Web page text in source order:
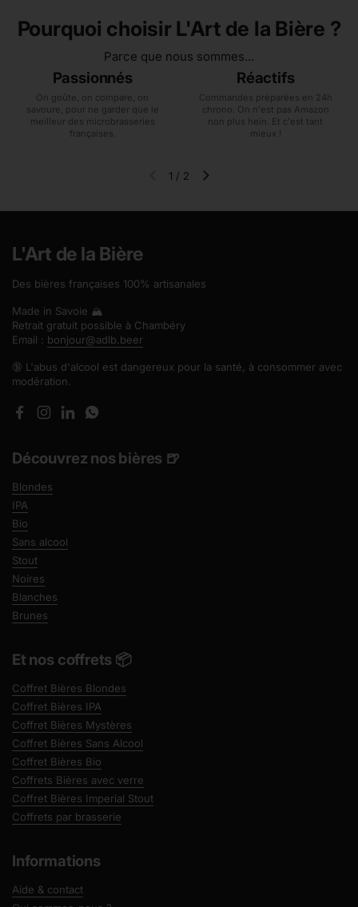
Pourquoi choisir L'Art de la Bière ?
Parce que nous sommes...
Passionnés
On goûte, on compare, on
savoure, pour ne garder que le
meilleur des microbrasseries
françaises.
Réactifs
Commandes préparées en 24h
chrono. On n'est pas Amazon
non plus hein. Et c'est tant
mieux !
Diapositive précédente
Diapositive suivante
1 / 2
L'Art de la Bière
Des bières françaises 100% artisanales
Made in Savoie 🏔️
Retrait gratuit possible à Chambéry
Email : bonjour@adlb.beer
🔞 L'abus d'alcool est dangereux pour la santé, à consommer avec
modération.
FacebookInstagram
LinkedInWhatsApp
Découvrez nos bières 🍺
Blondes
IPA
Bio
Sans alcool
Stout
Noires
Blanches
Brunes
Et nos coffrets 📦
Coffret Bières Blondes
Coffret Bières IPA
Coffret Bières Mystères
Coffret Bières Sans Alcool
Coffret Bières Bio
Coffrets Bières avec verre
Coffret Bières Imperial Stout
Coffrets par brasserie
Informations
Aide & contact